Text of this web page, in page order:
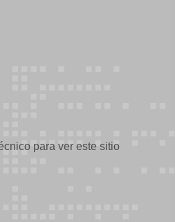
para ver este sitio